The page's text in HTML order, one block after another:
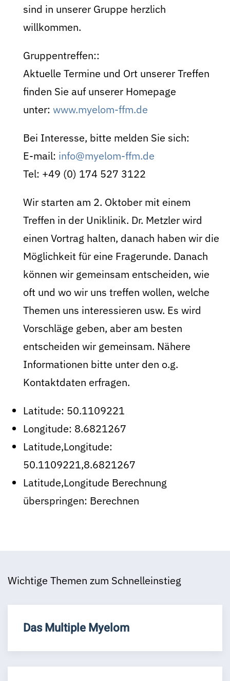
sind in unserer Gruppe herzlich
willkommen.
Gruppentreffen::
Aktuelle Termine und Ort unserer Treffen
finden Sie auf unserer Homepage
unter: www.myelom-ffm.de
Bei Interesse, bitte melden Sie sich:
E-mail: info@myelom-ffm.de
Tel: +49 (0) 174 527 3122
Wir starten am 2. Oktober mit einem
Treffen in der Uniklinik. Dr. Metzler wird
einen Vortrag halten, danach haben wir die
Möglichkeit für eine Fragerunde. Danach
können wir gemeinsam entscheiden, wie
oft und wo wir uns treffen wollen, welche
Themen uns interessieren usw. Es wird
Vorschläge geben, aber am besten
entscheiden wir gemeinsam. Nähere
Informationen bitte unter den o.g.
Kontaktdaten erfragen.
Latitude: 50.1109221
Longitude: 8.6821267
Latitude,Longitude:
50.1109221,8.6821267
Latitude,Longitude Berechnung
überspringen: Berechnen
Wichtige Themen zum Schnelleinstieg
Das Multiple Myelom